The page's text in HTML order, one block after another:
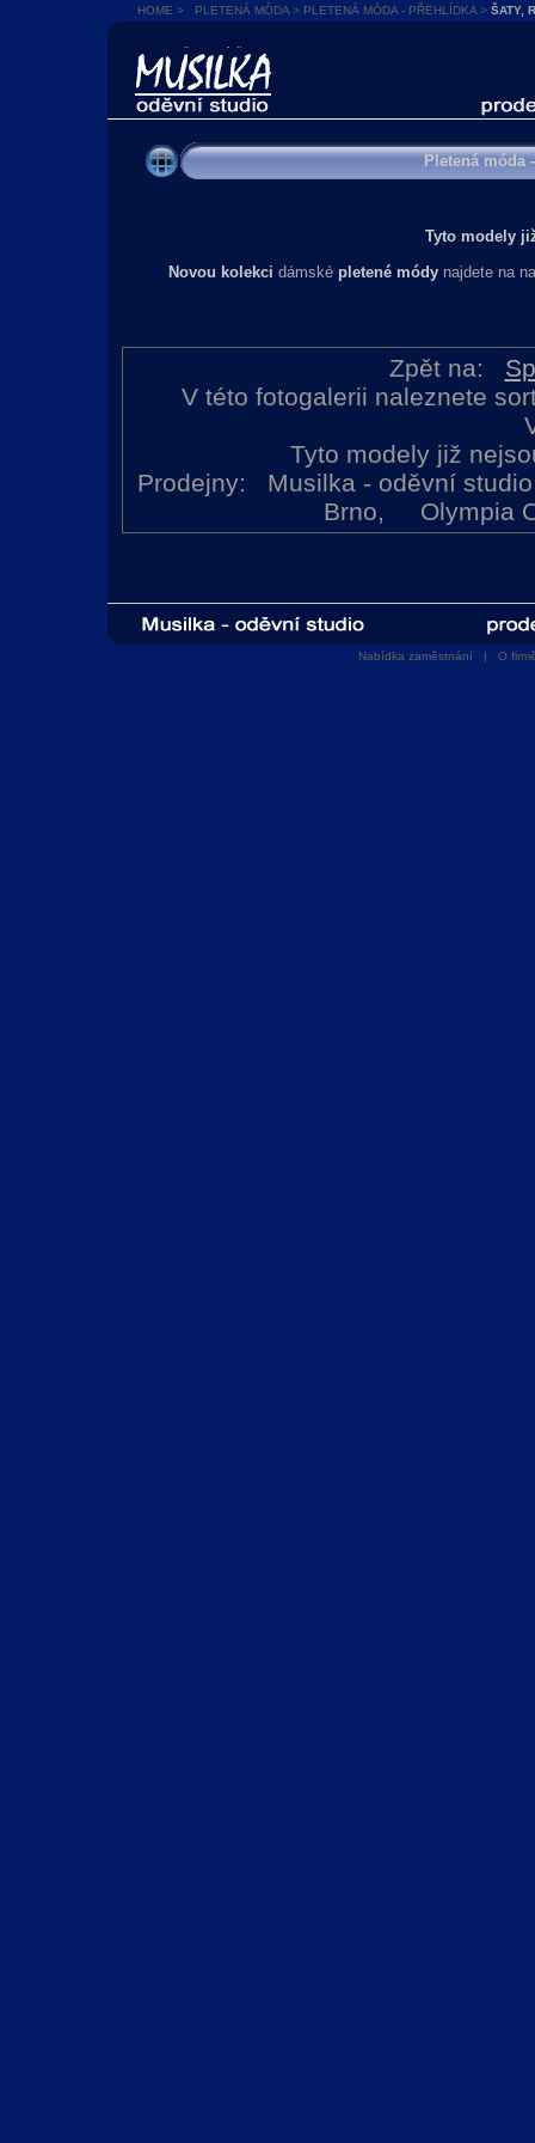
PLETENÁ MÓDA > PLETENÁ MÓDA - PŘEHLÍDKA > ŠATY,
SPOLEČENSKÉ ŠATY
Pletená
Tyto modely
Novou kolekci dámské pletené módynajdete na
Zpět na:
V této fotogalerii naleznete
Tyto modely již
Prodejny: Musilka - oděvní
Brno, Olympia
HOME >
Nabídka zaměstnání | O